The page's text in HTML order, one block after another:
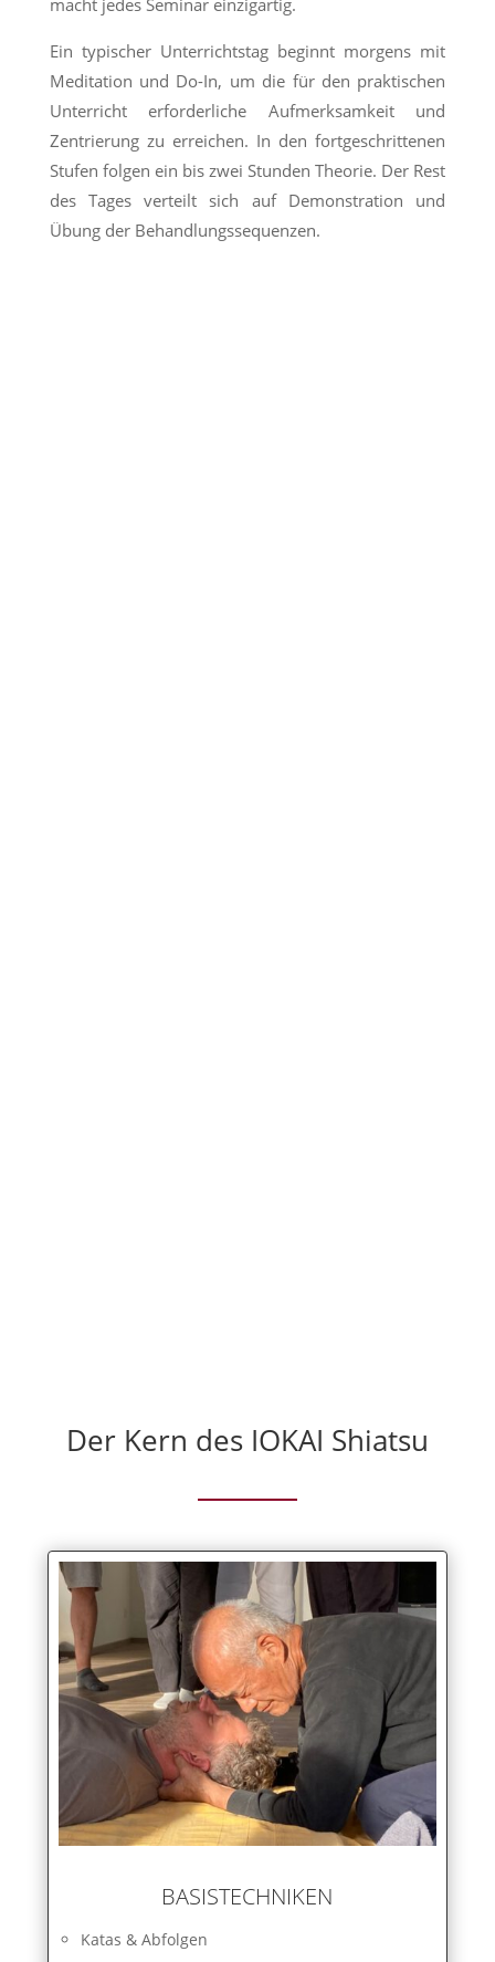
macht jedes Seminar einzigartig.
Ein typischer Unterrichtstag beginnt morgens mit
Meditation und Do-In, um die für den praktischen
Unterricht erforderliche Aufmerksamkeit und
Zentrierung zu erreichen. In den fortgeschrittenen
Stufen folgen ein bis zwei Stunden Theorie. Der Rest
des Tages verteilt sich auf Demonstration und
Übung der Behandlungssequenzen.
Der Kern des IOKAI Shiatsu
BASISTECHNIKEN
Katas & Abfolgen